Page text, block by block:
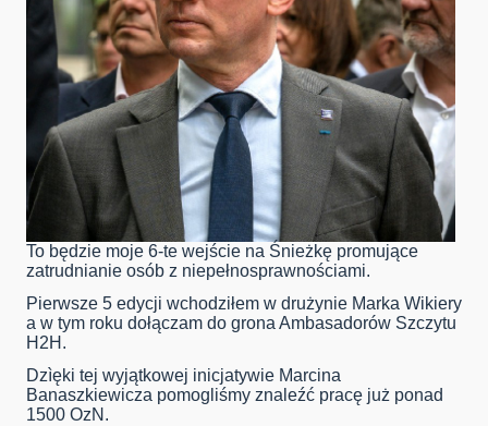
To będzie moje 6-te wejście na Śnieżkę promujące
zatrudnianie osób z niepełnosprawnościami.
Pierwsze 5 edycji wchodziłem w drużynie Marka Wikiery
a w tym roku dołączam do grona Ambasadorów Szczytu
H2H.
Dzìęki tej wyjątkowej inicjatywie Marcina
Banaszkiewicza pomogliśmy znaleźć pracę już ponad
1500 OzN.